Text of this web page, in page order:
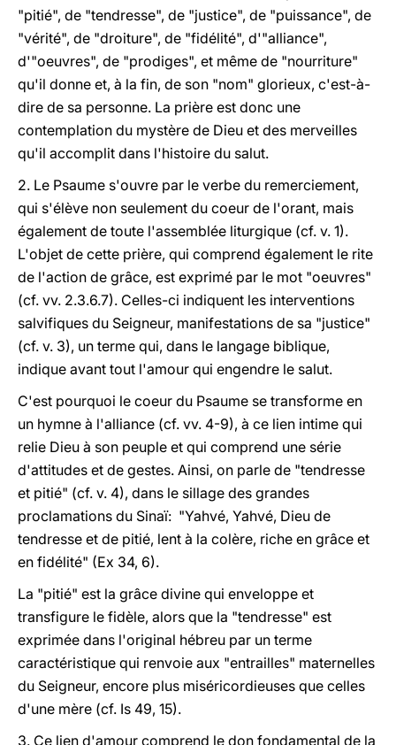
"pitié", de "tendresse", de "justice", de "puissance", de
"vérité", de "droiture", de "fidélité", d'"alliance",
d'"oeuvres", de "prodiges", et même de "nourriture"
qu'il donne et, à la fin, de son "nom" glorieux, c'est-à-
dire de sa personne. La prière est donc une
contemplation du mystère de Dieu et des merveilles
qu'il accomplit dans l'histoire du salut.
2. Le Psaume s'ouvre par le verbe du remerciement,
qui s'élève non seulement du coeur de l'orant, mais
également de toute l'assemblée liturgique (cf. v. 1).
L'objet de cette prière, qui comprend également le rite
de l'action de grâce, est exprimé par le mot "oeuvres"
(cf. vv. 2.3.6.7). Celles-ci indiquent les interventions
salvifiques du Seigneur, manifestations de sa "justice"
(cf. v. 3), un terme qui, dans le langage biblique,
indique avant tout l'amour qui engendre le salut.
C'est pourquoi le coeur du Psaume se transforme en
un hymne à l'alliance (cf. vv. 4-9), à ce lien intime qui
relie Dieu à son peuple et qui comprend une série
d'attitudes et de gestes. Ainsi, on parle de "tendresse
et pitié" (cf. v. 4), dans le sillage des grandes
proclamations du Sinaï: "Yahvé, Yahvé, Dieu de
tendresse et de pitié, lent à la colère, riche en grâce et
en fidélité" (Ex 34, 6).
La "pitié" est la grâce divine qui enveloppe et
transfigure le fidèle, alors que la "tendresse" est
exprimée dans l'original hébreu par un terme
caractéristique qui renvoie aux "entrailles" maternelles
du Seigneur, encore plus miséricordieuses que celles
d'une mère (cf. Is 49, 15).
3. Ce lien d'amour comprend le don fondamental de la